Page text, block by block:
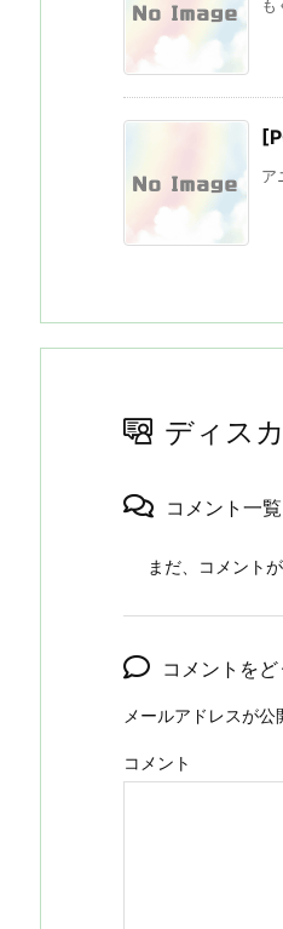
も
ア
ディス
コメント一覧
まだ、コメント
コメントを
メールアドレスが公
コメント